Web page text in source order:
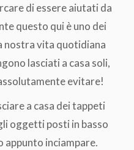
di essere aiutati da
questo qui è uno dei
nostra vita quotidiana
lasciati a casa soli,
evitare!
a casa dei tappeti
oggetti posti in basso
appunto inciampare.